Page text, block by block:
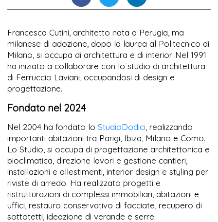
Francesca Cutini, architetto nata a Perugia, ma
milanese di adozione, dopo la laurea al Politecnico di
Milano, si occupa di architettura e di interior. Nel 1991
ha iniziato a collaborare con lo studio di architettura
di Ferruccio Laviani, occupandosi di design e
progettazione.
Fondato nel 2024
Nel 2004 ha fondato lo StudioDodici , realizzando
importanti abitazioni tra Parigi, Ibiza, Milano e Como.
Lo Studio, si occupa di progettazione architettonica e
bioclimatica, direzione lavori e gestione cantieri,
installazioni e allestimenti, interior design e styling per
riviste di arredo. Ha realizzato progetti e
ristrutturazioni di complessi immobiliari, abitazioni e
uffici, restauro conservativo di facciate, recupero di
sottotetti, ideazione di verande e serre.